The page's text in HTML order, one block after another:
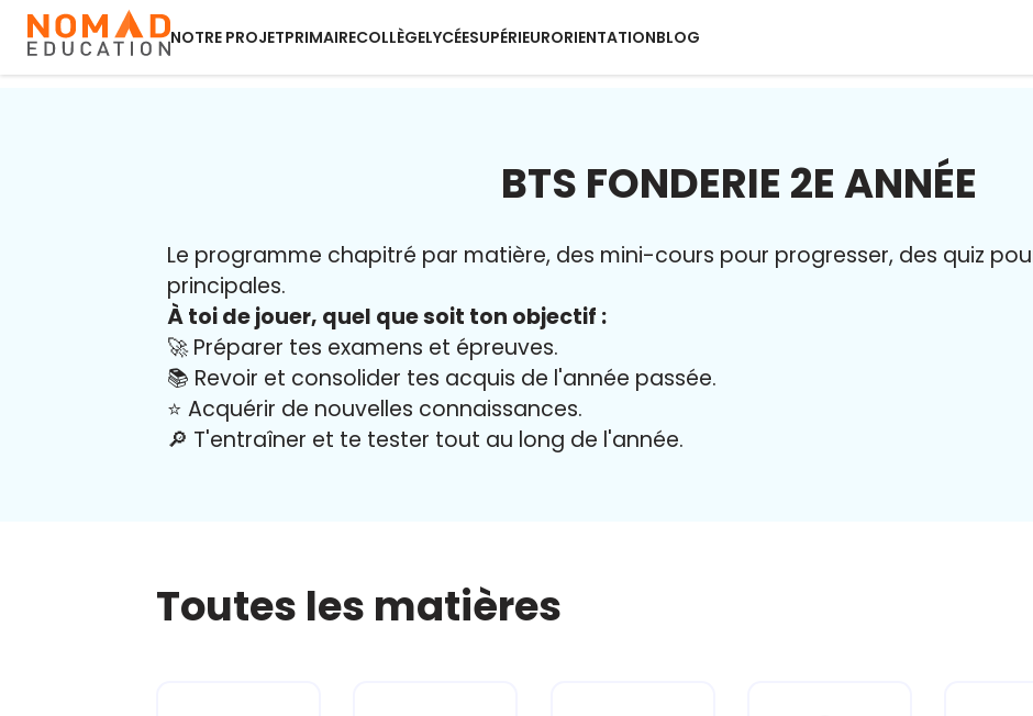
NOTRE PROJETPRIMAIRECOLLÈGELYCÉESUPÉRIEURORIENTATIONBLOG
BTS FONDERIE 2E ANNÉE
Le programme chapitré par matière, des mini-cours pour progresser, des quiz
principales.
À toi de jouer, quel que soit ton objectif :
🚀 Préparer tes examens et épreuves.
📚 Revoir et consolider tes acquis de l'année passée.
⭐️ Acquérir de nouvelles connaissances.
🔎 T'entraîner et te tester tout au long de l'année.
Toutes les matières